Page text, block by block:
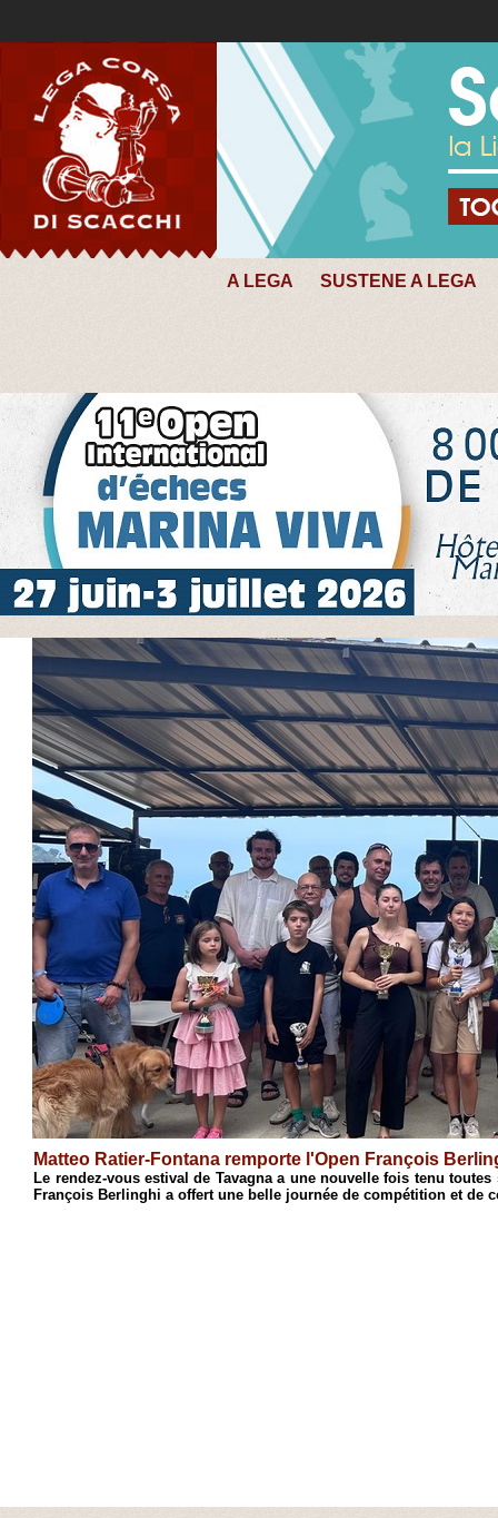
A LEGA SUSTENE A LEGA
de Casinca, le 18e Open
Antoine Cristofari remporte
Après une semaine de stage
s'est conclue par son traditionnel